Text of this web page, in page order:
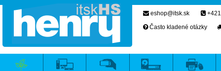
eshop@itsk.sk
Často kladené otázky